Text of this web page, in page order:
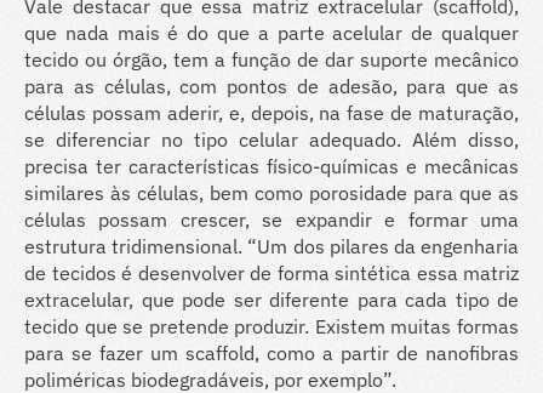
Vale destacar que essa matriz extracelular (scaffold),
que nada mais é do que a parte acelular de qualquer
tecido ou órgão, tem a função de dar suporte mecânico
para as células, com pontos de adesão, para que as
células possam aderir, e, depois, na fase de maturação,
se diferenciar no tipo celular adequado. Além disso,
precisa ter características físico-químicas e mecânicas
similares às células, bem como porosidade para que as
células possam crescer, se expandir e formar uma
estrutura tridimensional. “Um dos pilares da engenharia
de tecidos é desenvolver de forma sintética essa matriz
extracelular, que pode ser diferente para cada tipo de
tecido que se pretende produzir. Existem muitas formas
para se fazer um scaffold, como a partir de nanofibras
poliméricas biodegradáveis, por exemplo”.